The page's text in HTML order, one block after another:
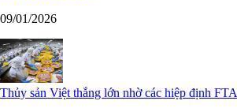
09/01/2026
Thủy sản Việt thắng lớn nhờ các hiệp định FTA